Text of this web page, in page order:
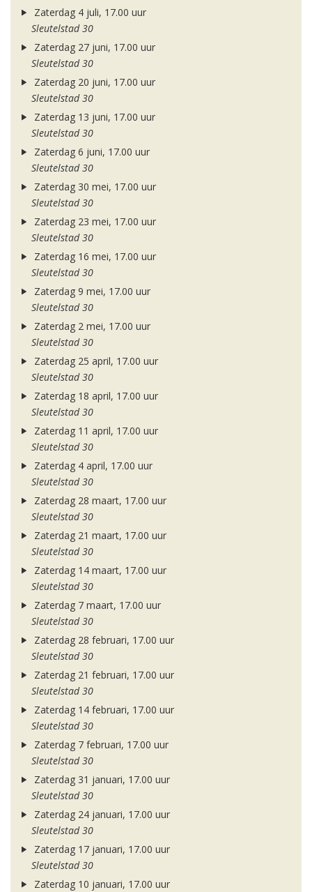
Zaterdag 4 juli, 17.00 uur
Sleutelstad 30
Zaterdag 27 juni, 17.00 uur
Sleutelstad 30
Zaterdag 20 juni, 17.00 uur
Sleutelstad 30
Zaterdag 13 juni, 17.00 uur
Sleutelstad 30
Zaterdag 6 juni, 17.00 uur
Sleutelstad 30
Zaterdag 30 mei, 17.00 uur
Sleutelstad 30
Zaterdag 23 mei, 17.00 uur
Sleutelstad 30
Zaterdag 16 mei, 17.00 uur
Sleutelstad 30
Zaterdag 9 mei, 17.00 uur
Sleutelstad 30
Zaterdag 2 mei, 17.00 uur
Sleutelstad 30
Zaterdag 25 april, 17.00 uur
Sleutelstad 30
Zaterdag 18 april, 17.00 uur
Sleutelstad 30
Zaterdag 11 april, 17.00 uur
Sleutelstad 30
Zaterdag 4 april, 17.00 uur
Sleutelstad 30
Zaterdag 28 maart, 17.00 uur
Sleutelstad 30
Zaterdag 21 maart, 17.00 uur
Sleutelstad 30
Zaterdag 14 maart, 17.00 uur
Sleutelstad 30
Zaterdag 7 maart, 17.00 uur
Sleutelstad 30
Zaterdag 28 februari, 17.00 uur
Sleutelstad 30
Zaterdag 21 februari, 17.00 uur
Sleutelstad 30
Zaterdag 14 februari, 17.00 uur
Sleutelstad 30
Zaterdag 7 februari, 17.00 uur
Sleutelstad 30
Zaterdag 31 januari, 17.00 uur
Sleutelstad 30
Zaterdag 24 januari, 17.00 uur
Sleutelstad 30
Zaterdag 17 januari, 17.00 uur
Sleutelstad 30
Zaterdag 10 januari, 17.00 uur